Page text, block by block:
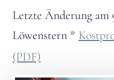
Letzte Änderung am
Löwenstern *
(PDF)